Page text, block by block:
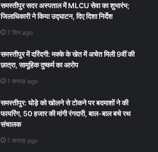
समस्तीपुर सदर अस्पताल में MLCU सेवा का शुभारंभ;
जिलाधिकारी ने किया उद्घाटन, दिए दिशा निर्देश
7 दिन ago
समस्तीपुर में दरिंदगी: मक्के के खेत में अचेत मिली 9वीं की
छात्रा, सामूहिक दुष्कर्म का आरोप
1 सप्ताह ago
समस्तीपुर: घोड़े को खोलने से टोकने पर बदमाशों ने की
फायरिंग, 50 हजार की मांगी रंगदारी, बाल-बाल बचे रथ
संचालक
1 सप्ताह ago